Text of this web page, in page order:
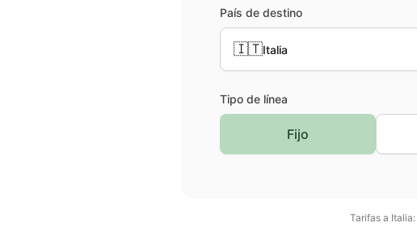
País de destino
🇮🇹Italia
Tipo de línea
Fijo
Tarifas a Italia: